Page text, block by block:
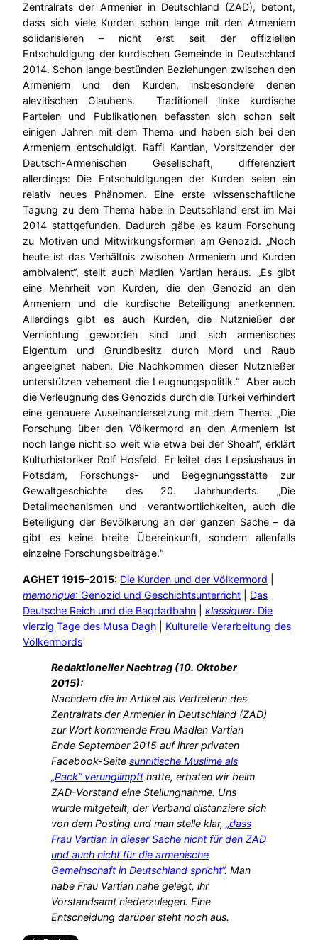
Zentralrats der Armenier in Deutschland (ZAD), betont,
dass sich viele Kurden schon lange mit den Armeniern
solidarisieren – nicht erst seit der offiziellen
Entschuldigung der kurdischen Gemeinde in Deutschland
2014. Schon lange bestünden Beziehungen zwischen den
Armeniern und den Kurden, insbesondere denen
alevitischen Glaubens. Traditionell linke kurdische
Parteien und Publikationen befassten sich schon seit
einigen Jahren mit dem Thema und haben sich bei den
Armeniern entschuldigt. Raffi Kantian, Vorsitzender der
Deutsch-Armenischen Gesellschaft, differenziert
allerdings: Die Entschuldigungen der Kurden seien ein
relativ neues Phänomen. Eine erste wissenschaftliche
Tagung zu dem Thema habe in Deutschland erst im Mai
2014 stattgefunden. Dadurch gäbe es kaum Forschung
zu Motiven und Mitwirkungsformen am Genozid. „Noch
heute ist das Verhältnis zwischen Armeniern und Kurden
ambivalent“, stellt auch Madlen Vartian heraus. „Es gibt
eine Mehrheit von Kurden, die den Genozid an den
Armeniern und die kurdische Beteiligung anerkennen.
Allerdings gibt es auch Kurden, die Nutznießer der
Vernichtung geworden sind und sich armenisches
Eigentum und Grundbesitz durch Mord und Raub
angeeignet haben. Die Nachkommen dieser Nutznießer
unterstützen vehement die Leugnungspolitik.“ Aber auch
die Verleugnung des Genozids durch die Türkei verhindert
eine genauere Auseinandersetzung mit dem Thema. „Die
Forschung über den Völkermord an den Armeniern ist
noch lange nicht so weit wie etwa bei der Shoah“, erklärt
Kulturhistoriker Rolf Hosfeld. Er leitet das Lepsiushaus in
Potsdam, Forschungs- und Begegnungsstätte zur
Gewaltgeschichte des 20. Jahrhunderts. „Die
Detailmechanismen und -verantwortlichkeiten, auch die
Beteiligung der Bevölkerung an der ganzen Sache – da
gibt es keine breite Übereinkunft, sondern allenfalls
einzelne Forschungsbeiträge.“
AGHET 1915–2015: Die Kurden und der Völkermord
memorique: Genozid und Geschichtsunterricht
Das
Deutsche Reich und die Bagdadbahn
klassiquer: Die
vierzig Tage des Musa Dagh
Kulturelle Verarbeitung des
Völkermords
Redaktioneller Nachtrag (10. Oktober
2015):
Nachdem die im Artikel als Vertreterin des
Zentralrats der Armenier in Deutschland (ZAD)
zur Wort kommende Frau Madlen Vartian
Ende September 2015 auf ihrer privaten
Facebook-Seite sunnitische Muslime als
„Pack“ verunglimpft hatte, erbaten wir beim
ZAD-Vorstand eine Stellungnahme. Uns
wurde mitgeteilt, der Verband distanziere sich
von dem Posting und man stelle klar, „dass
Frau Vartian in dieser Sache nicht für den ZAD
und auch nicht für die armenische
Gemeinschaft in Deutschland spricht“. Man
habe Frau Vartian nahe gelegt, ihr
Vorstandsamt niederzulegen. Eine
Entscheidung darüber steht noch aus.